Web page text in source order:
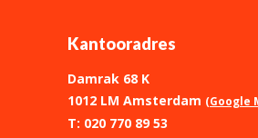
Kantooradres
Damrak 68 K
1012 LM Amsterdam (Google
T: 020 770 89 53